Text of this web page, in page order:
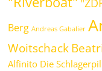
Berg Andreas Gabalier
Woitschack
Alfinito Die